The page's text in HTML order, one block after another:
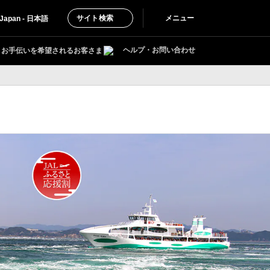
- 日本語 サイト検索 メニュー
お手伝いを希望されるお客さま ヘルプ・お問い合わせ